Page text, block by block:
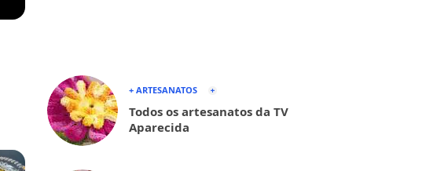
+ ARTESANATOS
Todos os artesanatos da TV
Aparecida